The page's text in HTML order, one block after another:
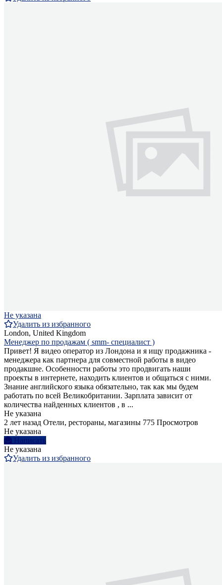
Не указана
Удалить из избранного
London, United Kingdom
Менеджер по продажам ( smm- специалист )
Привет! Я видео оператор из Лондона и я ищу продажника -
менеджера как партнера для совместной работы в видео
продакшне. Особенности работы это продвигать наши
проекты в интернете, находить клиентов и общаться с ними.
Знание английского языка обязательно, так как мы будем
работать по всей Великобритании. Зарплата зависит от
количества найденных клиентов , в ...
Не указана
2 лет назад Отели, рестораны, магазины 775 Просмотров
Не указана
Написать
Не указана
Удалить из избранного